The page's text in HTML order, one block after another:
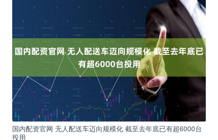
国内配资官网 无人配送车迈向规模化 截至去年底已有超6000台
投用